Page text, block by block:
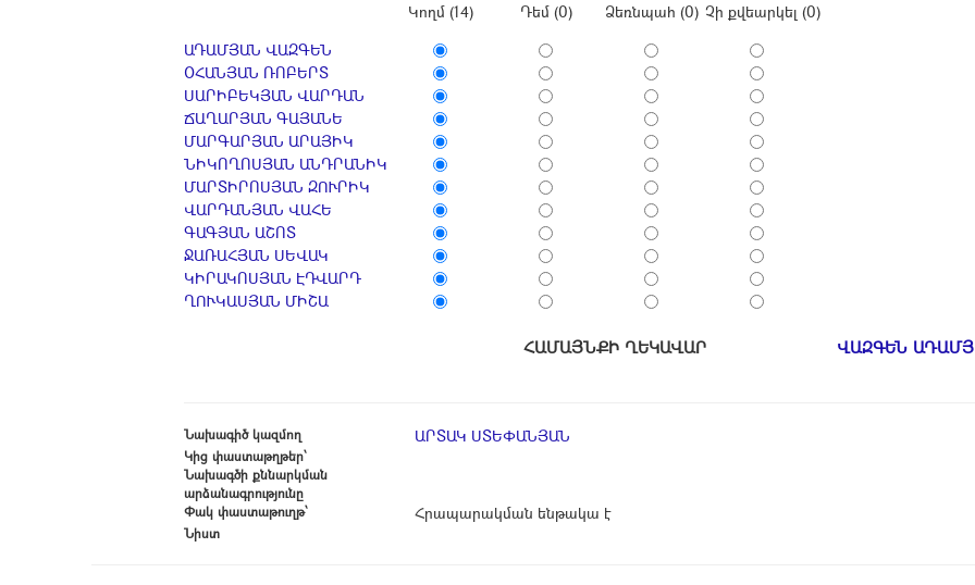
Կողմ (14)
Դեմ (0) Ձեռնպահ (0) Չի քվեարկել (0)
ԱԴԱՄՅԱՆ ՎԱԶԳԵՆ
ՕՀԱՆՅԱՆ ՌՈԲԵՐՏ
ՍԱՐԻԲԵԿՅԱՆ ՎԱՐԴԱՆ
ՃԱՂԱՐՅԱՆ ԳԱՅԱՆԵ
ՄԱՐԳԱՐՅԱՆ ԱՐԱՅԻԿ
ՆԻԿՈՂՈՍՅԱՆ ԱՆԴՐԱՆԻԿ
ՄԱՐՏԻՐՈՍՅԱՆ ԶՈՒՐԻԿ
ՎԱՐԴԱՆՅԱՆ ՎԱՀԵ
ԳԱԳՅԱՆ ԱՇՈՏ
ՋԱՌԱՀՅԱՆ ՍԵՎԱԿ
ԿԻՐԱԿՈՍՅԱՆ ԷԴՎԱՐԴ
ՂՈՒԿԱՍՅԱՆ ՄԻՇԱ
ՀԱՄԱՅՆՔԻ ՂԵԿԱՎԱՐ ՎԱԶԳԵՆ
Նախագիծ կազմող ԱՐՏԱԿ ՍՏԵՓԱՆՅԱՆ
Կից փաստաթղթեր՝
Նախագծի քննարկման
արձանագրությունը
Փակ փաստաթուղթ՝
Հրապարակման ենթակա է
Նիստ